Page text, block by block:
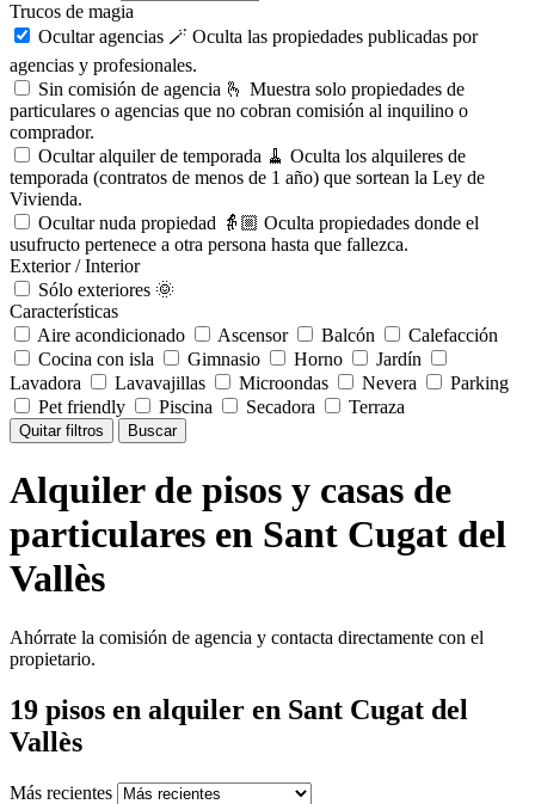
Trucos de magia
Ocultar agencias 🪄 Oculta las propiedades publicadas por
agencias y profesionales.
Sin comisión de agencia 🫰 Muestra solo propiedades de
particulares o agencias que no cobran comisión al inquilino o
comprador.
Ocultar alquiler de temporada 🧹 Oculta los alquileres de
temporada (contratos de menos de 1 año) que sortean la Ley de
Vivienda.
Ocultar nuda propiedad 👵🏼 Oculta propiedades donde el
usufructo pertenece a otra persona hasta que fallezca.
Exterior / Interior
Sólo exteriores 🌞
Características
Aire acondicionado
Ascensor Balcón
Calefacción
Cocina con isla
Gimnasio Horno
Jardín
Lavadora
Lavavajillas Microondas Nevera
Parking
Pet friendly
Piscina Secadora Terraza
Quitar filtros Buscar
Alquiler de pisos y casas de
particulares en Sant Cugat del
Vallès
Ahórrate la comisión de agencia y contacta directamente con el
propietario.
19 pisos en alquiler en Sant Cugat del
Vallès
Más recientes